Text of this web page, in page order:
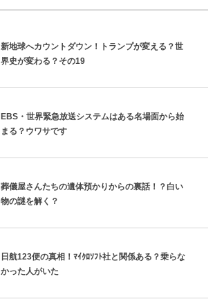
新地球へカウントダウン！トランプが変える？世
界史が変わる？その19
EBS・世界緊急放送システムはある名場面から始
まる？ウワサです
葬儀屋さんたちの遺体預かりからの裏話！？白い
物の謎を解く？
日航123便の真相！ﾏｲｸﾛｿﾌﾄ社と関係ある？乗らな
かった人がいた